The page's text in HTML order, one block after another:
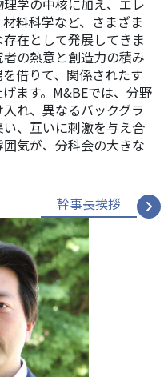
学の中核に加え、エレ
料科学など、さまざま
在として発展してきま
の熱意と創造力の積み
借りて、関係されたす
ます。M&BEでは、分野
れ、異なるバックグラ
、互いに刺激を与え合
囲気が、分科会の大きな
幹事長挨拶